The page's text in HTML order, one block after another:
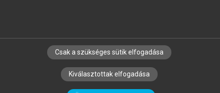
SZERZŐKNEK CÉGEKNEK KÖNYVTÁROSOKNAK
SZERKESZTÉSI ÉS LEKTORÁLÁSI ALAPELVEK
Csak a szükséges sütik elfogadása
Kiválasztottak elfogadása